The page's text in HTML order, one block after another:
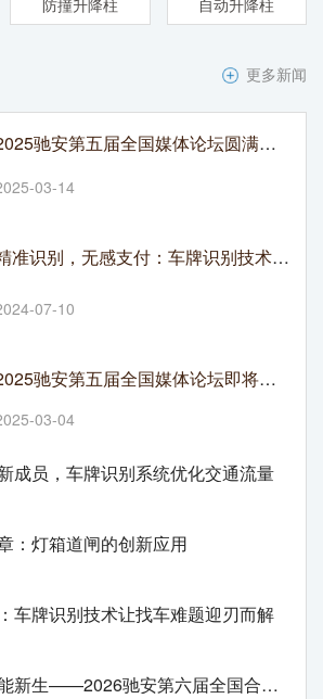
防撞升降柱 自动升降柱
更多新闻
2025驰安第五届全国媒体论坛圆满落幕：破界融合绘就传媒新图景
03-14
精准识别，无感支付：车牌识别技术革新停车收费模式
07-10
2025驰安第五届全国媒体论坛即将在渝开启
03-04
成员，车牌识别系统优化交通流量
：灯箱道闸的创新应用
车牌识别技术让找车难题迎刃而解
激活资源，赋能新生——2026驰安第六届全国合作伙伴生态大会即将盛大启幕